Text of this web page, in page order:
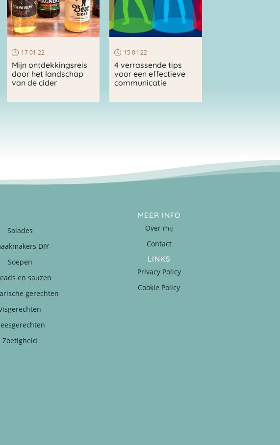
17 01 22
Mijn ontdekkingsreis
door het landschap
van de cider
15 01 22
4 verrassende tips
voor een effectieve
communicatie
Salades
DIY
Soepen
en sauzen
gerechten
Zoetigheid
MEER INFO
Over mij
Contact
LINKS
Privacy Policy
Cookie Policy